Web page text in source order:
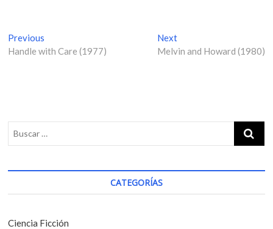
N
a
g
a
i
ó
n
Previous
r
p
s
:
Handle with Care (1977)
NextN
e
:
Melvin and Howard (1980)
CATEGORÍAS
Ciencia Ficción